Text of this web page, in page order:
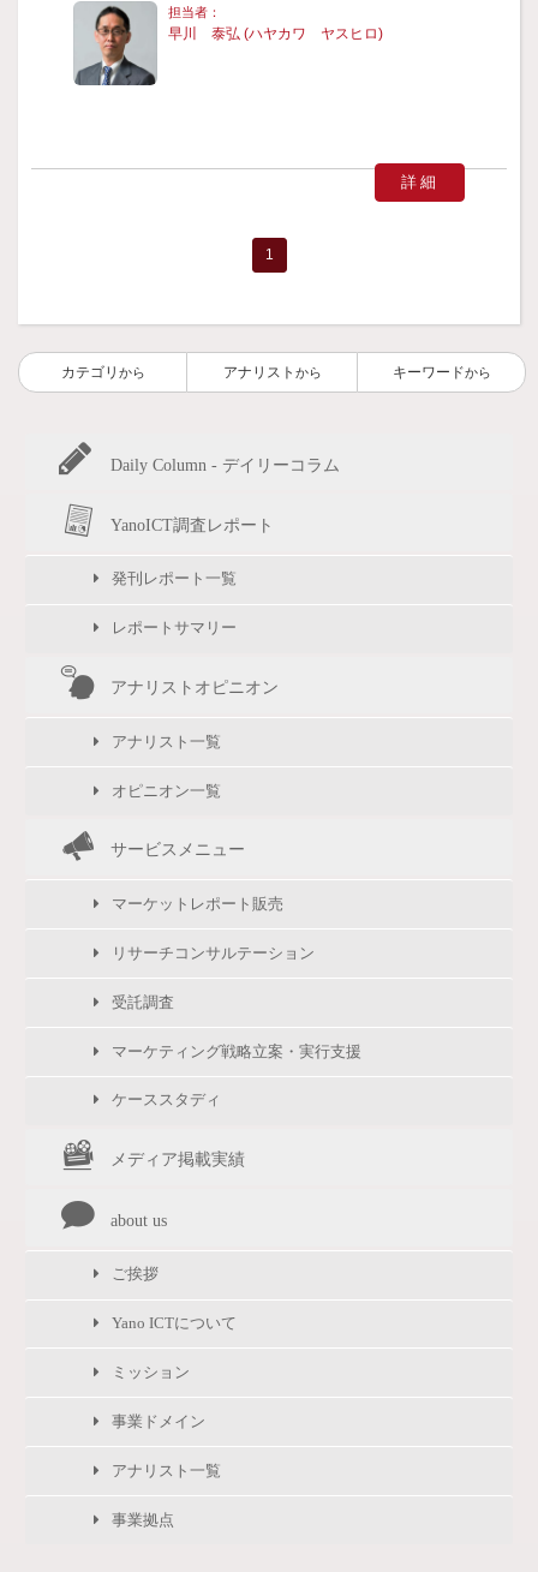
早川 泰弘 (ハヤカワ ヤスヒロ)
詳細
1
カテゴリ から アナリスト から キーワードから
Daily Column - デイリーコラム
YanoICT調査レポート
発刊レポート一覧
レポートサマリー
アナリストオピニオン
アナリスト一覧
オピニオン一覧
サービスメニュー
マーケットレポート販売
リサーチコンサルテーション
受託調査
マーケティング戦略立案・実行支援
ケーススタディ
メディア掲載実績
about us
ご挨拶
Yano ICTについて
ミッション
事業ドメイン
アナリスト一覧
事業拠点